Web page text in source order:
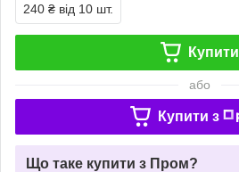
240 ₴ від 10 шт.
Купити
або
Купити з
Що таке купити з Пром?